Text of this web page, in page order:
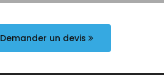
Demander un devis